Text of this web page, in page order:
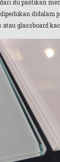
itu pastikan
didalam
atau glassboard